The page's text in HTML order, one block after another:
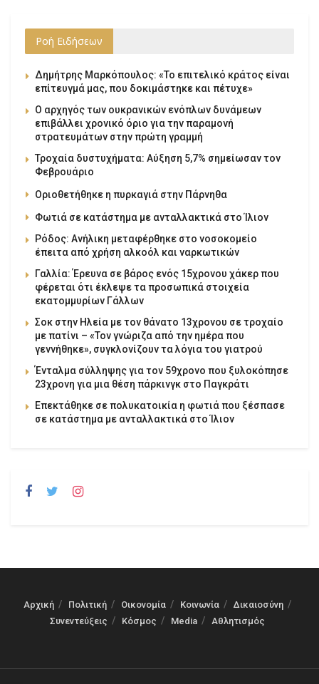
Ροή Ειδήσεων
Δημήτρης Μαρκόπουλος: «Το επιτελικό κράτος είναι
επίτευγμά μας, που δοκιμάστηκε και πέτυχε»
Ο αρχηγός των ουκρανικών ενόπλων δυνάμεων
επιβάλλει χρονικό όριο για την παραμονή
στρατευμάτων στην πρώτη γραμμή
Τροχαία δυστυχήματα: Αύξηση 5,7% σημείωσαν τον
Φεβρουάριο
Οριοθετήθηκε η πυρκαγιά στην Πάρνηθα
Φωτιά σε κατάστημα με ανταλλακτικά στο Ίλιον
Ρόδος: Ανήλικη μεταφέρθηκε στο νοσοκομείο
έπειτα από χρήση αλκοόλ και ναρκωτικών
Γαλλία: Έρευνα σε βάρος ενός 15χρονου χάκερ που
φέρεται ότι έκλεψε τα προσωπικά στοιχεία
εκατομμυρίων Γάλλων
Σοκ στην Ηλεία με τον θάνατο 13χρονου σε τροχαίο
με πατίνι – «Τον γνώριζα από την ημέρα που
γεννήθηκε», συγκλονίζουν τα λόγια του γιατρού
Ένταλμα σύλληψης για τον 59χρονο που ξυλοκόπησε
23χρονη για μια θέση πάρκινγκ στο Παγκράτι
Επεκτάθηκε σε πολυκατοικία η φωτιά που ξέσπασε
σε κατάστημα με ανταλλακτικά στο Ίλιον
Αρχική Πολιτική Οικονομία Κοινωνία
Δικαιοσύνη
Συνεντεύξεις
Κόσμος Media Αθλητισμός